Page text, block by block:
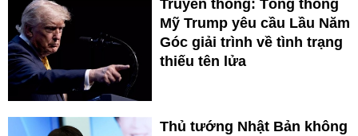
Truyền thông: Tổng thống
Mỹ Trump yêu cầu Lầu Năm
Góc giải trình về tình trạng
thiếu tên lửa
Thủ tướng Nhật Bản không